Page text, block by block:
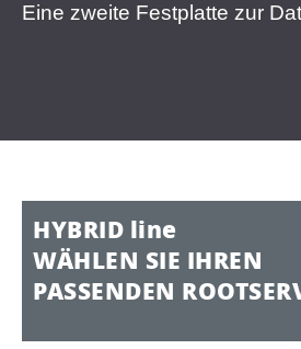
Eine zweite Festplatte zur
HYBRID line
WÄHLEN SIE IHREN
PASSENDEN